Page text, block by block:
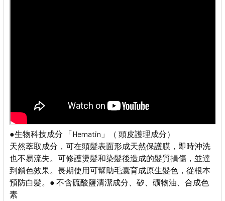
●生物科技成分 「Hematin」（ 頭皮護理成分）
天然萃取成分，可在頭髮表面形成天然保護膜，即時沖洗
也不易流失。可修護燙髮和染髮後造成的髮質損傷，並達
到鎖色效果。長期使用可幫助毛囊育成原生髮色，從根本
預防白髮。● 不含硫酸鹽清潔成分、矽、礦物油、合成色
素